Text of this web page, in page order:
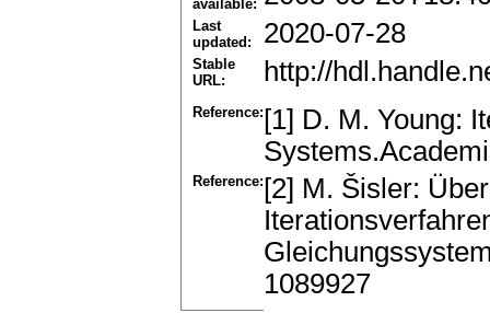
available:
Last
updated:
2020-07-28
Stable
URL:
http://
Reference: [1] D. M. Young:
Reference: [2] M. Šisler:
1089927